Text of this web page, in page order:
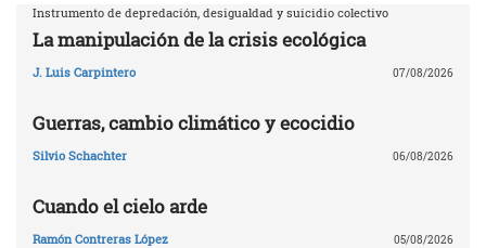
Instrumento de depredación, desigualdad y suicidio colectivo
La manipulación de la crisis ecológica
J. Luis Carpintero 07/08/2026
Guerras, cambio climático y ecocidio
Silvio Schachter 06/08/2026
Cuando el cielo arde
Ramón Contreras López 05/08/2026